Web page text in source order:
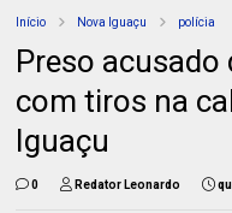
Início Nova Iguaçu polícia
Preso
com tiros na
Iguaçu
0 Redator Leonardo